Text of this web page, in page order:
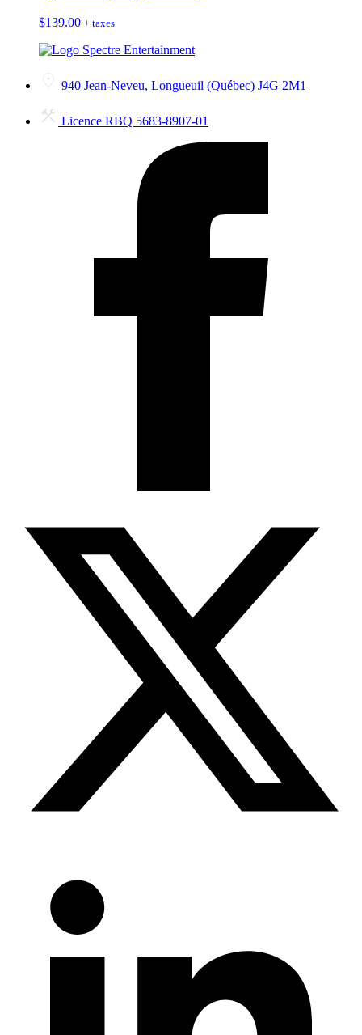
$139.00 + taxes
940 Jean-Neveu, Longueuil (Québec) J4G 2M1
Licence RBQ 5683-8907-01